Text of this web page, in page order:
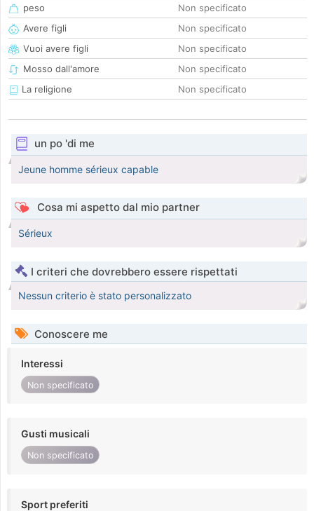
peso
Non specificato
Avere figli
Non specificato
Vuoi avere figli
Non specificato
Mosso dall'amore
Non specificato
La religione
Non specificato
un po 'di me
Jeune homme sérieux capable
Cosa mi aspetto dal mio partner
Sérieux
I criteri che dovrebbero essere rispettati
Nessun criterio è stato personalizzato
Conoscere me
Interessi
Non specificato
Gusti musicali
Non specificato
Sport preferiti